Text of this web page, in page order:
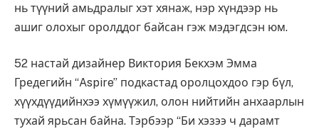
нь түүний амьдралыг хэт хянаж, нэр хүндээр нь
ашиг олохыг оролддог байсан гэж мэдэгдсэн юм.
52 настай дизайнер Виктория Бекхэм Эмма
Гредегийн “Aspire” подкастад оролцохдоо гэр бүл,
хүүхдүүдийнхээ хүмүүжил, олон нийтийн анхаарлын
тухай ярьсан байна. Тэрбээр “Би хэзээ ч дарамт